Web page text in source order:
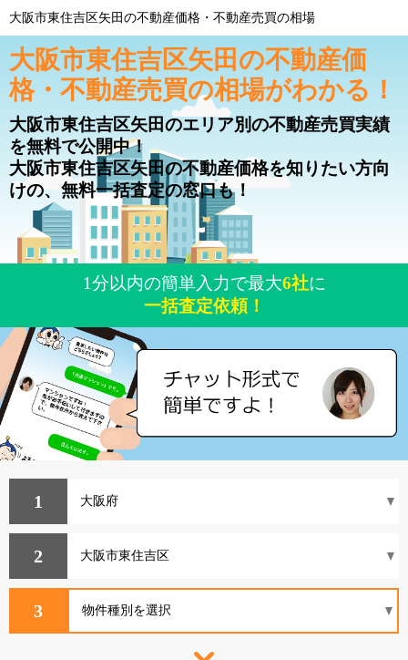
大阪市東住吉区矢田の不動産価格・不動産売買の相場
大阪市東住吉区矢田の不動産価
格・不動産売買の相場がわかる！
大阪市東住吉区矢田のエリア別の不動産売買実績
を無料で公開中！
大阪市東住吉区矢田の不動産価格を知りたい方向
けの、無料一括査定の窓口も！
1分以内の簡単入力で最大6社に
一括査定依頼！
1
2
3